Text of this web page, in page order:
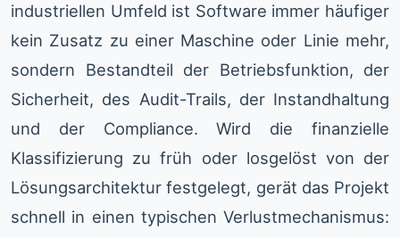
industriellen Umfeld ist Software immer häufiger
kein Zusatz zu einer Maschine oder Linie mehr,
sondern Bestandteil der Betriebsfunktion, der
Sicherheit, des Audit-Trails, der Instandhaltung
und der Compliance. Wird die finanzielle
Klassifizierung zu früh oder losgelöst von der
Lösungsarchitektur festgelegt, gerät das Projekt
schnell in einen typischen Verlustmechanismus: